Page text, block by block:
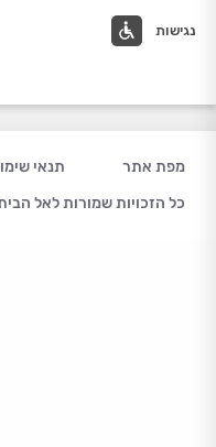
נגישות
מפת אתר תנאי
כל הזכויות שמורות לאל